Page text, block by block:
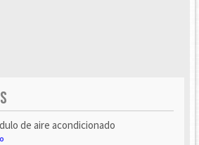
de aire acondicionado